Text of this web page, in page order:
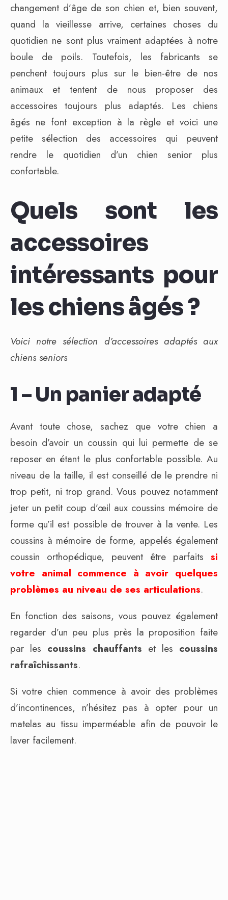
changement d’âge de son chien et, bien souvent,
quand la vieillesse arrive, certaines choses du
quotidien ne sont plus vraiment adaptées à notre
boule de poils. Toutefois, les fabricants se
penchent toujours plus sur le bien-être de nos
animaux et tentent de nous proposer des
accessoires toujours plus adaptés. Les chiens
âgés ne font exception à la règle et voici une
petite sélection des accessoires qui peuvent
rendre le quotidien d’un chien senior plus
confortable.
Quels sont les
accessoires
intéressants pour
les chiens âgés ?
Voici notre sélection d’accessoires adaptés aux
chiens seniors
1 – Un panier adapté
Avant toute chose, sachez que votre chien a
besoin d’avoir un coussin qui lui permette de se
reposer en étant le plus confortable possible. Au
niveau de la taille, il est conseillé de le prendre ni
trop petit, ni trop grand. Vous pouvez notamment
jeter un petit coup d’œil aux coussins mémoire de
forme qu’il est possible de trouver à la vente. Les
coussins à mémoire de forme, appelés également
coussin orthopédique, peuvent être parfaits si
votre animal commence à avoir quelques
problèmes au niveau de ses articulations.
En fonction des saisons, vous pouvez également
regarder d’un peu plus près la proposition faite
par les coussins chauffants et les coussins
rafraîchissants.
Si votre chien commence à avoir des problèmes
d’incontinences, n’hésitez pas à opter pour un
matelas au tissu imperméable afin de pouvoir le
laver facilement.